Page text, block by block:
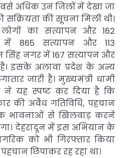
अधिक उन जिलों में देखा जा
सक्रियता की सूचना मिली थी।
लोगों का सत्यापन और 162
में 865 सत्यापन और 113
सिंह नगर में 167 सत्यापन और
हैं। इसके अलावा प्रदेश के अन्य
जारी है। मुख्यमंत्री धामी
यह स्पष्ट कर दिया है कि
की अवैध गतिविधि, पहचान
भावनाओं से खिलवाड़ करने
देहरादून में इस अभियान के
को भी गिरफ्तार किया
छिपाकर रह रहा था।